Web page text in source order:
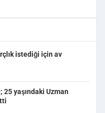
istediği için av
yaşındaki Uzman